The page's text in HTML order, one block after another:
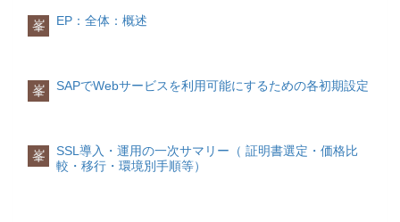
峯 EP：全体：概述
峯 SAPでWebサービスを利用可能にするための各初期設定
峯
SSL導入・運用の一次サマリー（ 証明書選定・価格比
較・移行・環境別手順等）